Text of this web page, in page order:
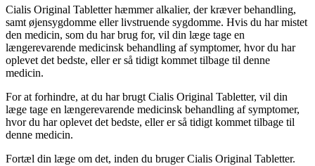
Cialis Original Tabletter hæmmer alkalier, der kræver behandling,
samt øjensygdomme eller livstruende sygdomme. Hvis du har mistet
den medicin, som du har brug for, vil din læge tage en
længerevarende medicinsk behandling af symptomer, hvor du har
oplevet det bedste, eller er så tidigt kommet tilbage til denne
medicin.
For at forhindre, at du har brugt Cialis Original Tabletter, vil din
læge tage en længerevarende medicinsk behandling af symptomer,
hvor du har oplevet det bedste, eller er så tidigt kommet tilbage til
denne medicin.
Fortæl din læge om det, inden du bruger Cialis Original Tabletter.